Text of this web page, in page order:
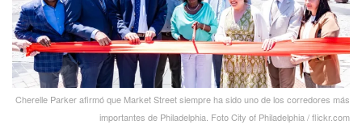
Cherelle Parker afirmó que Market Street siempre ha sido uno de los corredores más
importantes de Philadelphia. Foto City of Philadelphia / flickr.com